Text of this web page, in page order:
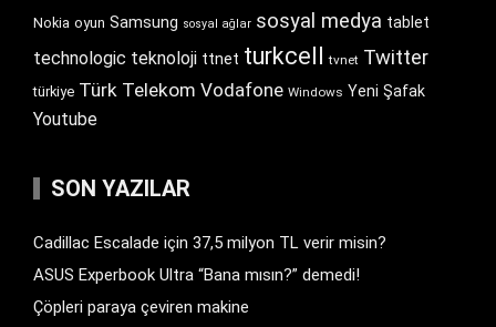
Nokia oyun Samsung sosyal ağlar sosyal medya tablet
technologic teknoloji ttnet turkcell tvnet Twitter
türkiye Türk Telekom Vodafone Windows Yeni Şafak
Youtube
SON YAZILAR
Cadillac Escalade için 37,5 milyon TL verir misin?
ASUS Experbook Ultra “Bana mısın?” demedi!
Çöpleri paraya çeviren makine